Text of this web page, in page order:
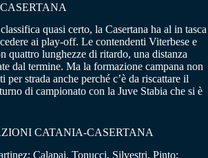
quasi certo, la Casertana ha al in tasca
ai play-off. Le contendenti Viterbese e
quattro lunghezze di ritardo, una distanza
dal termine. Ma la formazione campana non
per strada anche perché c’è da riscattare il
di campionato con la Juve Stabia che si è
CATANIA-CASERTANA
Calapai, Tonucci, Silvestri, Pinto;